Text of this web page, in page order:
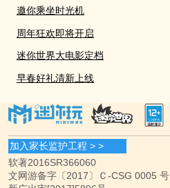
邀你乘坐时光机
周年狂欢即将开启
迷你世界大电影定档
早春好礼清新上线
加入家长监护工程 > >
软著2016SR366060
文网游备字〔2017〕Ｃ-CSG 0005 号